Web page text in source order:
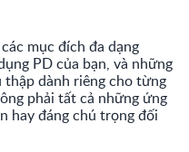
mục đích đa dạng
PD của bạn, và những
dành riêng cho từng
phải tất cả những ứng
hay đáng chú trọng đối